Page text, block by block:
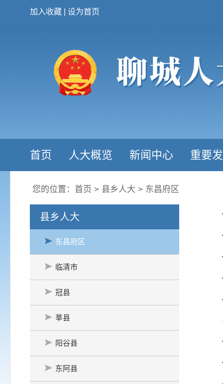
加入收藏 设为首页
首页 人大概览 新闻中心 重要
您的位置： 首页 > 县乡人大 > 东昌府区
县乡人大
东昌府区
临清市
冠县
莘县
阳谷县
东阿县